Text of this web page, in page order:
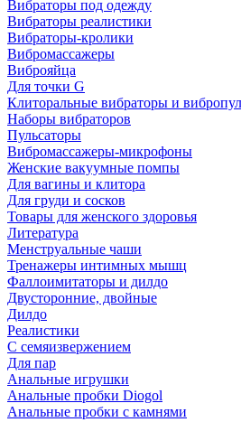
Вибраторы под одежду
Вибраторы реалистики
Вибраторы-кролики
Вибромассажеры
Виброяйца
Для точки G
Клиторальные вибраторы и
Наборы вибраторов
Пульсаторы
Вибромассажеры-микрофоны
Женские вакуумные помпы
Для вагины и клитора
Для груди и сосков
Товары для женского здоровья
Литература
Менструальные чаши
Тренажеры интимных мышц
Фаллоимитаторы и дилдо
Двусторонние, двойные
Дилдо
Реалистики
С семяизвержением
Для пар
Анальные игрушки
Анальные пробки Diogol
Анальные пробки с камнями